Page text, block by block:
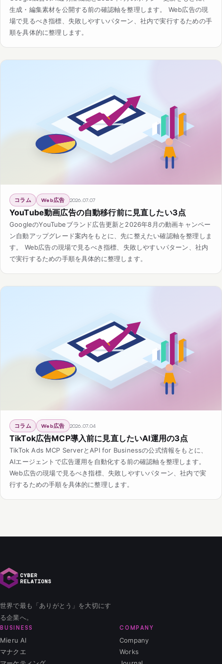
生成・編集素材を公開する前の確認軸を整理します。 Web広告の現
場で見るべき指標、失敗しやすいパターン、社内で実行するための手
順を具体的に整理します。
コラム Web広告 2026.07.07
YouTube動画広告の自動移行前に見直したい3点
GoogleのYouTubeブランド広告更新と2026年8月の動画キャンペー
ン自動アップグレード案内をもとに、先に整えたい確認軸を整理しま
す。 Web広告の現場で見るべき指標、失敗しやすいパターン、社内
で実行するための手順を具体的に整理します。
コラム Web広告 2026.07.04
TikTok広告MCP導入前に見直したいAI運用の3点
TikTok Ads MCP ServerとAPI for Businessの公式情報をもとに、
AIエージェントで広告運用を自動化する前の確認軸を整理します。
Web広告の現場で見るべき指標、失敗しやすいパターン、社内で実
行するための手順を具体的に整理します。
世界で最も「ありがとう」を大切にす
る企業へ。
BUSINESS
Mieru AI
マナクエ
COMPANY
Company
Works